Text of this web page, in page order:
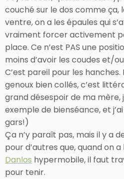
couché sur le dos comme ça,
ventre, on a les épaules qui
vraiment forcer activement
place. Ce n’est PAS une
moins d’avoir les coudes et/
C’est pareil pour les hanches.
genoux bien collés, c’est
grand désespoir de ma mère,
exemple de bienséance, et
gars!)
Ça n’y paraît pas, mais il y a
pour d’autres que, quand on a
Danlos hypermobile, il faut
pour tenir.